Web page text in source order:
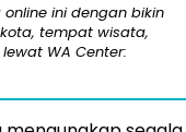
ini dengan bikin
tempat wisata,
WA Center: